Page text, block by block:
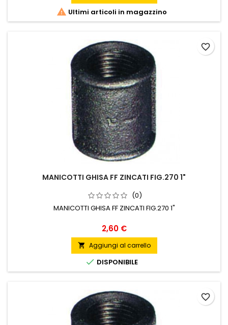
 Ultimi articoli in magazzino
MANICOTTI GHISA FF ZINCATI FIG.270 1"
(0)
MANICOTTI GHISA FF ZINCATI FIG.270 1"
Prezzo
2,60 €
 Aggiungi al carrello
 DISPONIBILE
favorite_border
favorite_border